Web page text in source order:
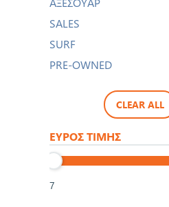
SALES
SURF
PRE-OWNED
CLEAR ALL
ΕΎΡΟΣ ΤΙΜΉΣ
7